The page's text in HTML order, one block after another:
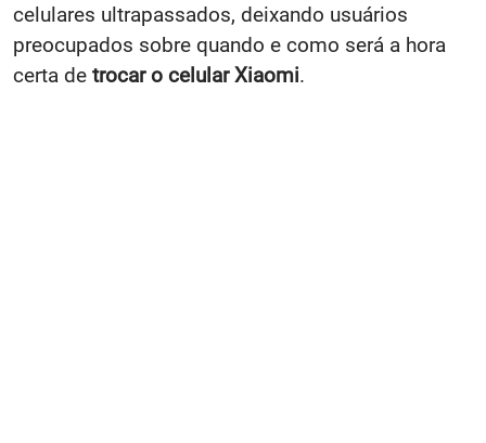
celulares ultrapassados, deixando usuários
preocupados sobre quando e como será a hora
certa de trocar o celular Xiaomi.